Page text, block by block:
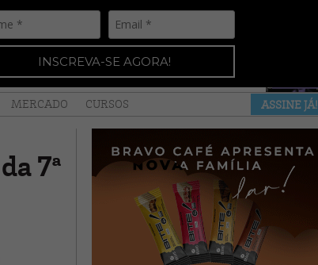
INSCREVA-SE AGORA!
•NAS BANCAS
MERCADO ASSINE JÁ!
CURSOS
7ª